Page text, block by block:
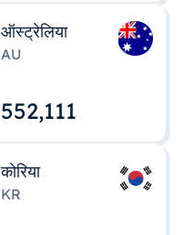
ऑस्ट्रेलिया
AU
552,112
कोरिया
KR